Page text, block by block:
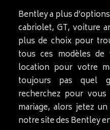
Bentley a plus
cabriolet, GT, voiture
plus de choix pour
tous ces modèles
location pour votre
toujours pas quel
recherchez pour
mariage, alors jetez
notre site des Bentley